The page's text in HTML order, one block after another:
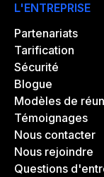
L'ENTREPRISE
Partenariats
Tarification
Sécurité
Blogue
Modèles de
Témoignages
Nous contacter
Nous rejoindre
Questions